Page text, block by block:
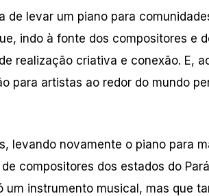
de levar um piano para
indo à fonte dos compositores e
realização criativa e conexão. E,
para artistas ao redor do mundo
levando novamente o piano para
compositores dos estados do
um instrumento musical, mas que